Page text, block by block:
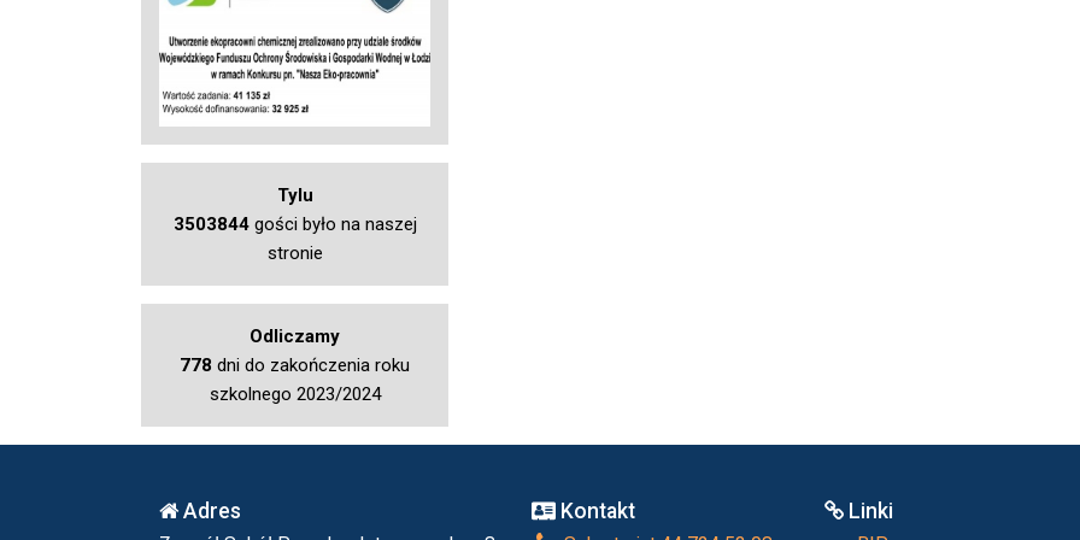
Tylu
3503844gości było na naszej
stronie
Odliczamy
778 dni do zakończenia roku
szkolnego 2023/2024
Adres Kontakt Linki